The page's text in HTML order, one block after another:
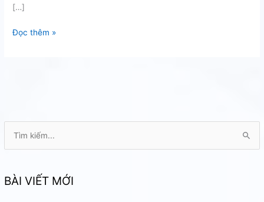
k
BÀI VIẾT MỚI
[…]
Cứu
Lựu
Đọc thêm »